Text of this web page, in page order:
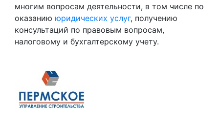
многим вопросам деятельности, в том числе по
оказанию юридических услуг, получению
консультаций по правовым вопросам,
налоговому и бухгалтерскому учету.